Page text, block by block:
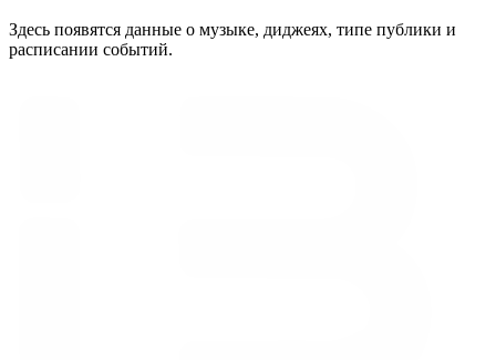
Здесь появятся данные о музыке, диджеях, типе публики и
расписании событий.